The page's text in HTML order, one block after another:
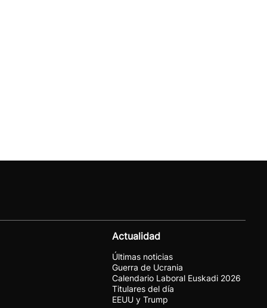
Actualidad
Últimas noticias
Guerra de Ucrania
Calendario Laboral Euskadi 2026
Titulares del día
EEUU y Trump